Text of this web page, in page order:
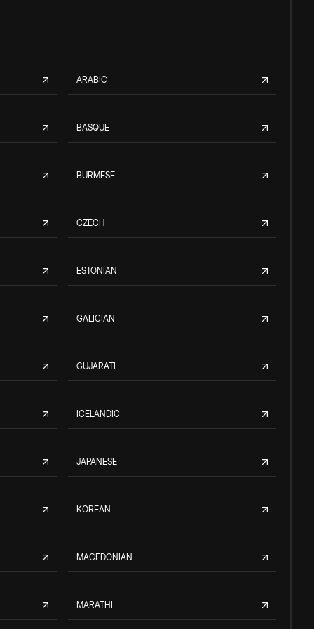
ARABIC
BASQUE
BURMESE
CZECH
ESTONIAN
GALICIAN
GUJARATI
ICELANDIC
JAPANESE
KOREAN
MACEDONIAN
MARATHI